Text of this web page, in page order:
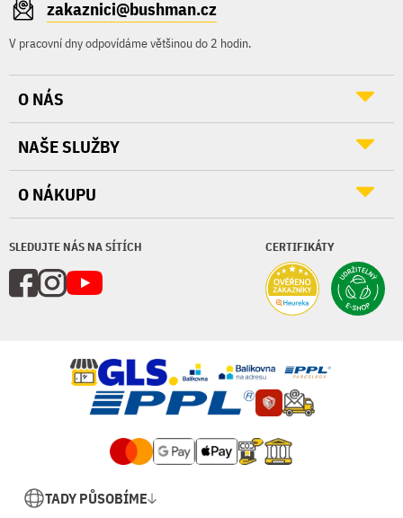
zakaznici@bushman.cz
V pracovní dny odpovídáme většinou do 2 hodin.
SLEDUJTE NÁS NA SÍTÍCH CERTIFIKÁTY
O NÁS
NAŠE SLUŽBY
O NÁKUPU
TADY PŮSOBÍME